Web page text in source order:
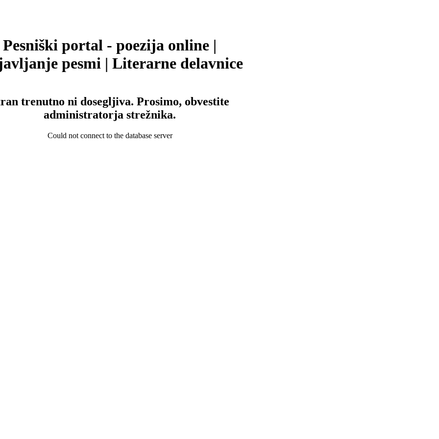
Pesniški portal - poezija online |
pesmi | Literarne delavnice
trenutno ni dosegljiva. Prosimo, obvestite
administratorja strežnika.
Could not connect to the database server